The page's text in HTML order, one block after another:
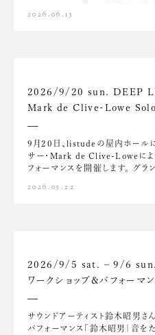
2026.06.15
2026/9/20 sun. DEEP
Mark de Clive-Lowe
9月20日、listudeの屋内ホールに
サー・Mark de Clive-Loweによ
フォーマンスを開催します。 グラ
2026.05.22
2026/9/5 sat. – 9/6 sun.
ワークショップ&パフォーマ
サウンドアーティスト鈴木昭男さ
パフォーマンス「鈴木昭男｜音をた